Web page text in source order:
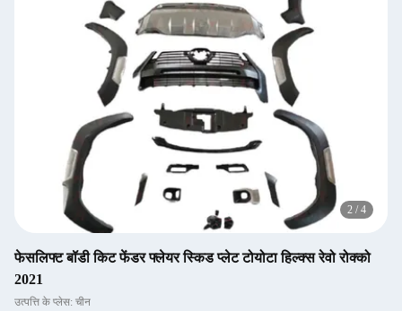
2 / 4
फेसलिफ्ट बॉडी किट फेंडर फ्लेयर स्किड प्लेट टोयोटा हिल्क्स रेवो रोक्को
2021
उत्पत्ति के प्लेस: चीन